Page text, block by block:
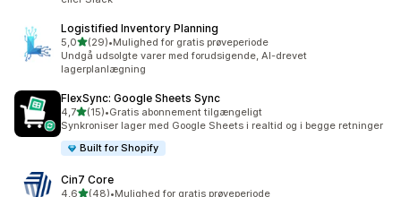
Logistified Inventory Planning
5,0ud af 5 stjerner
(29)
29 anmeldelser i alt
•Mulighed for gratis prøveperiode
Undgå udsolgte varer med forudsigende, AI-drevet
lagerplanlægning
FlexSync: Google Sheets Sync
4,7ud af 5 stjerner
(15)
15 anmeldelser i alt
•Gratis abonnement tilgængeligt
Synkroniser lager med Google Sheets i realtid og i begge retninger
Built for Shopify
Cin7 Core
4,6ud af 5 stjerner
(48)•Mulighed for gratis prøveperiode